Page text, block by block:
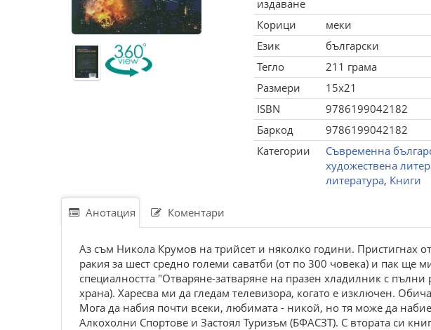
издаване
Корици
меки
Език
български
Тегло
211 грама
Размери
15x21
ISBN
9786199042182
Баркод
9786199042182
Категории
Съвременна
художествена
литература, Книги
Анотация Коментари
Аз съм Никола Крумов на трийсет и няколко години. Пристигнах
ракия за шест средно големи саватби (от по 300 човека) и пак ще
специалността "Отваряне-затваряне на празен хладилник с
храна). Харесва ми да гледам телевизора, когато е изключен.
Мога да набия почти всеки, любимата - никой, но тя може да
Алкохолни Спортове и Застоял Туризъм (БФАСЗТ). С втората си